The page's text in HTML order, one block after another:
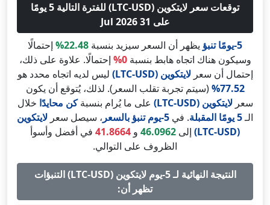
توقعات سعر لايتكوين (LTC-USD) للفترة التالية 5 يومًا
على 31 Jul 2026
5-يومًا تنبؤ
يظهر أن السعر سيزيد بنسبة 22.48%
إحتمالًا
وسيكون هناك اتجاه هابط بنسبة0%
إحتمالًا. علاوة على ذلك،
إحتمال أن سعرلايتكوين (LTC-USD)
ليس لديه اتجاه محدد هو
77.52%
(سيتم تجربة تقلب السعر). لذلك، يُتوقع أن يكون
سعرلايتكوين (LTC-USD) على ما يُرام بنسبةكن محايدًا خلال
الـ5 يومًا المقبلة . في 5-يوم تنبؤ بالسعر ، سيصل سعر لايتكوين
(LTC-USD)
إلى 46.0962 و 41.8664 في أفضل وأسوأ
الظروف على التوالي.
النتيجة النهائية لـ 5-يوم لايتكوين (LTC-USD) التنبؤات
تظهر أن: